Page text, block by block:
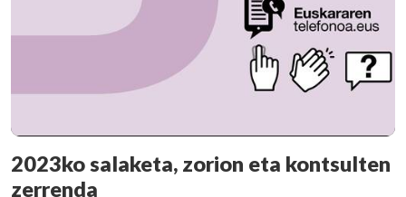
2023ko salaketa, zorion eta kontsulten
zerrenda